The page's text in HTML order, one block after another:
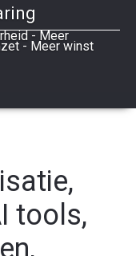
- Meer
- Meer winst
tools,